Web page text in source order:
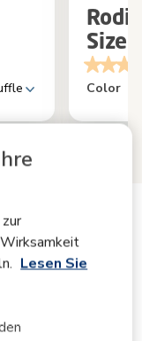
Lesen Sie
Size
Color